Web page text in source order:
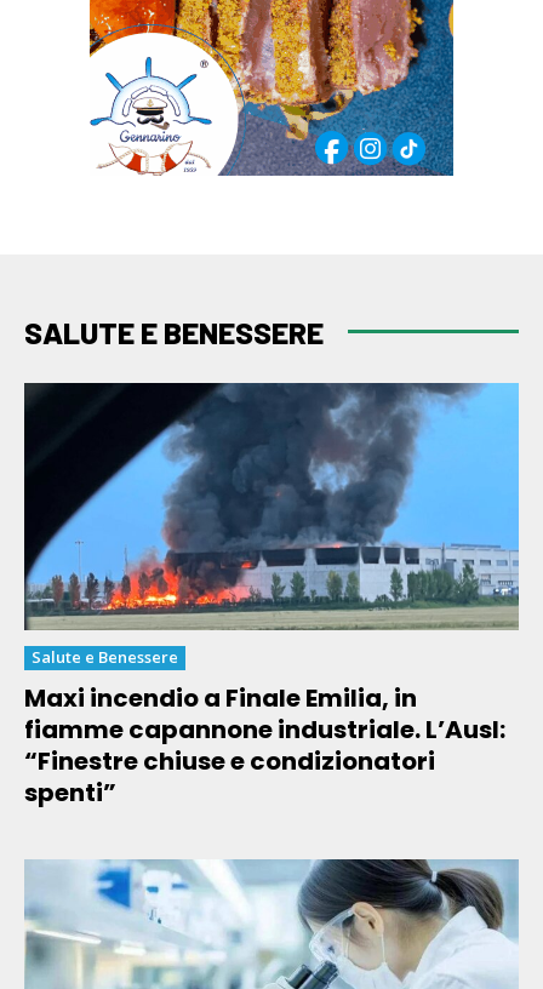
SALUTE E BENESSERE
Salute e Benessere
Maxi incendio a Finale Emilia, in
fiamme capannone industriale. L’Ausl:
“Finestre chiuse e condizionatori
spenti”